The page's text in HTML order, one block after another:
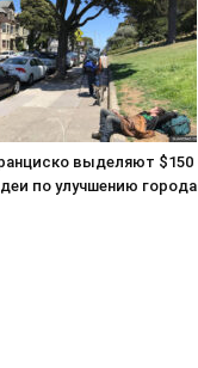
выделяют $150
по улучшению города